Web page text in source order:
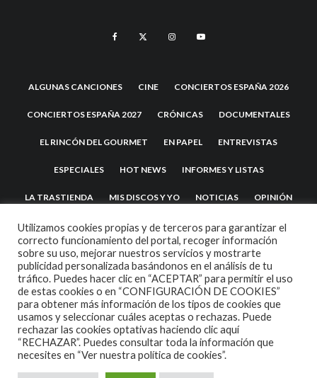
ALGUNAS CANCIONES CINE CONCIERTOS ESPAÑA 2026
CONCIERTOS ESPAÑA 2027 CRÓNICAS DOCUMENTALES
EL RINCÓN DEL GOURMET EN PAPEL ENTREVISTAS
ESPECIALES HOT NEWS INFORMES Y LISTAS
LA TRASTIENDA MIS DISCOS Y YO NOTICIAS OPINIÓN
REVIEWS TEATRO TU DISCO ME SUENA
2007 COPYRIGHT -CODETIPITHEME
Utilizamos cookies propias y de terceros para garantizar el
correcto funcionamiento del portal, recoger información
sobre su uso, mejorar nuestros servicios y mostrarte
publicidad personalizada basándonos en el análisis de tu
tráfico. Puedes hacer clic en “ACEPTAR” para permitir el uso
de estas cookies o en “CONFIGURACIÓN DE COOKIES”
para obtener más información de los tipos de cookies que
usamos y seleccionar cuáles aceptas o rechazas. Puede
rechazar las cookies optativas haciendo clic aquí
“RECHAZAR”. Puedes consultar toda la información que
necesites en “Ver nuestra política de cookies”.